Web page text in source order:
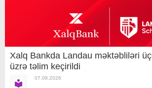
Xalq Bankda Landau məktəbliləri
üzrə təlim keçirildi
07.08.2026